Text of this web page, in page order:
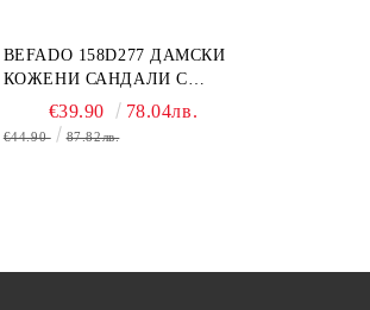
BEFADO 158D277 ДАМСКИ
КОЖЕНИ САНДАЛИ С
ВЕЛКРО, БЕЛИ
€39.90 78.04лв.
€44.90 87.82лв.